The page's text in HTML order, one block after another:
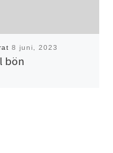
8 juni, 2023
bön